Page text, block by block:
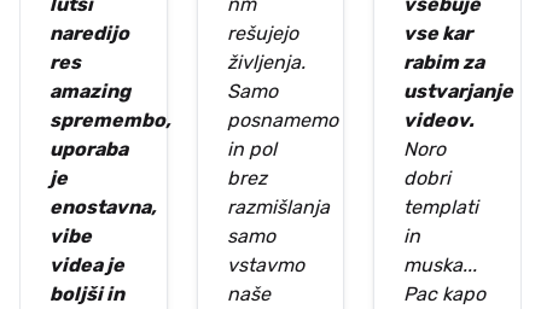
naredijo
res
amazing
spremembo,
uporaba
je
enostavna,
vibe
videa je
boljši in
rešujejo
življenja.
Samo
posnamemo
in pol
brez
razmišlanja
samo
vstavmo
naše
vse kar
rabim za
ustvarjanje
videov.
Noro
dobri
templati
in
muska...
Pac kapo